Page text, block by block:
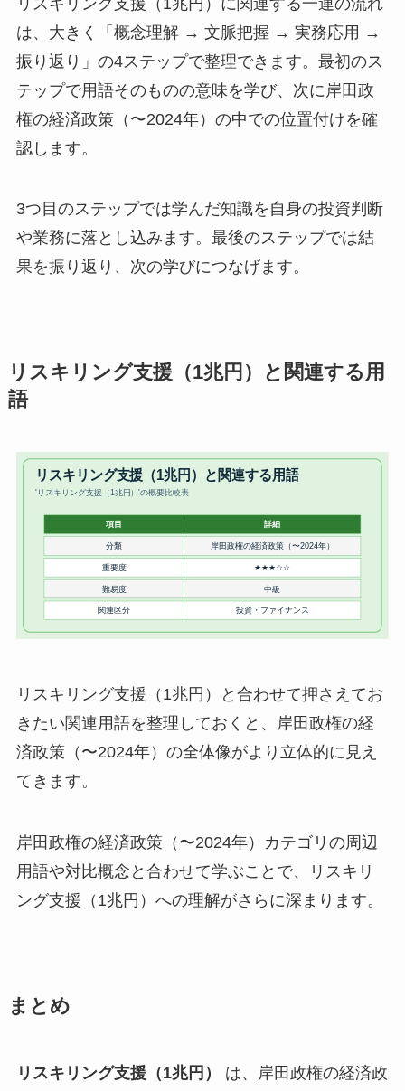
は、大きく「概念理解 → 文脈把握 → 実務応用 →
振り返り」の4ステップで整理できます。最初のス
テップで用語そのものの意味を学び、次に岸田政
権の経済政策（〜2024年）の中での位置付けを確
認します。
3つ目のステップでは学んだ知識を自身の投資判断
や業務に落とし込みます。最後のステップでは結
果を振り返り、次の学びにつなげます。
リスキリング支援（1兆円）と関連する用
語
リスキリング支援（1兆円）と合わせて押さえてお
きたい関連用語を整理しておくと、岸田政権の経
済政策（〜2024年）の全体像がより立体的に見え
てきます。
岸田政権の経済政策（〜2024年）カテゴリの周辺
用語や対比概念と合わせて学ぶことで、リスキリ
ング支援（1兆円）への理解がさらに深まります。
まとめ
リスキリング支援（1兆円）
は、岸田政権の経済政